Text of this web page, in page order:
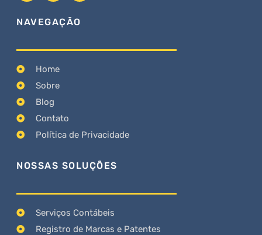
NAVEGAÇÃO
Home
Sobre
Blog
Contato
Política de Privacidade
NOSSAS SOLUÇÕES
Serviços Contábeis
Registro de Marcas e Patentes